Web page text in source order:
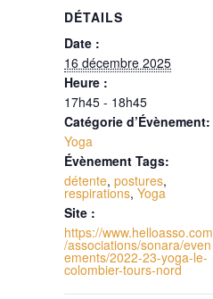
DÉTAILS
Date :
16 décembre 2025
Heure :
17h45 - 18h45
Catégorie d’Évènement:
Yoga
Évènement Tags:
détente, postures,
respirations, Yoga
Site :
https://www.helloasso.com
/associations/sonara/even
ements/2022-23-yoga-le-
colombier-tours-nord